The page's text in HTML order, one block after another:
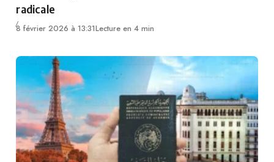
radicale
8 février 2026 à 13:31Lecture en 4 min